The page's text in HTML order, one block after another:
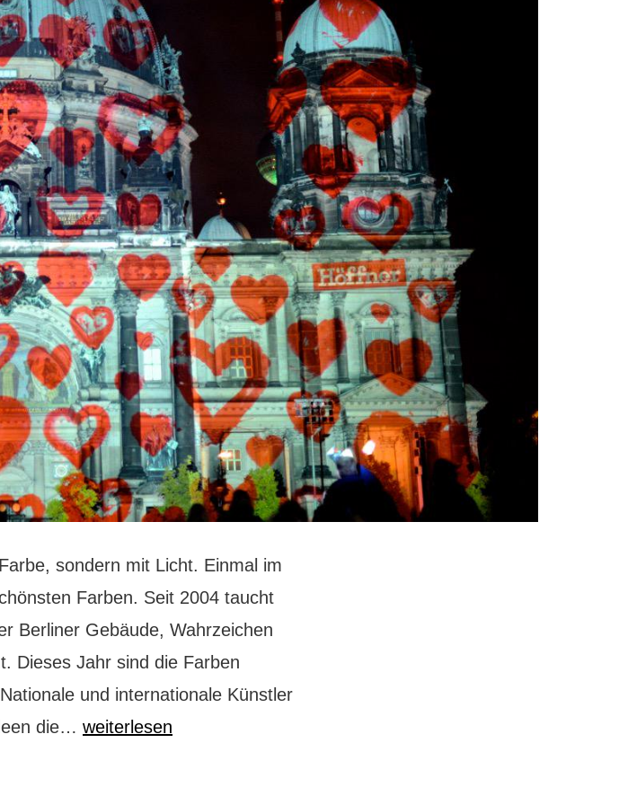
sondern mit Licht. Einmal im
Farben. Seit 2004 taucht
Berliner Gebäude, Wahrzeichen
Dieses Jahr sind die Farben
und internationale Künstler
die… Festival
weiterlesen